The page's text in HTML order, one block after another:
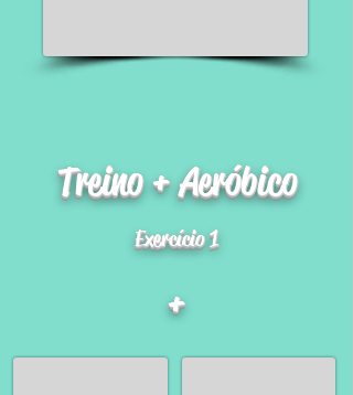
Treino + Aeróbico
Exercício 1
+